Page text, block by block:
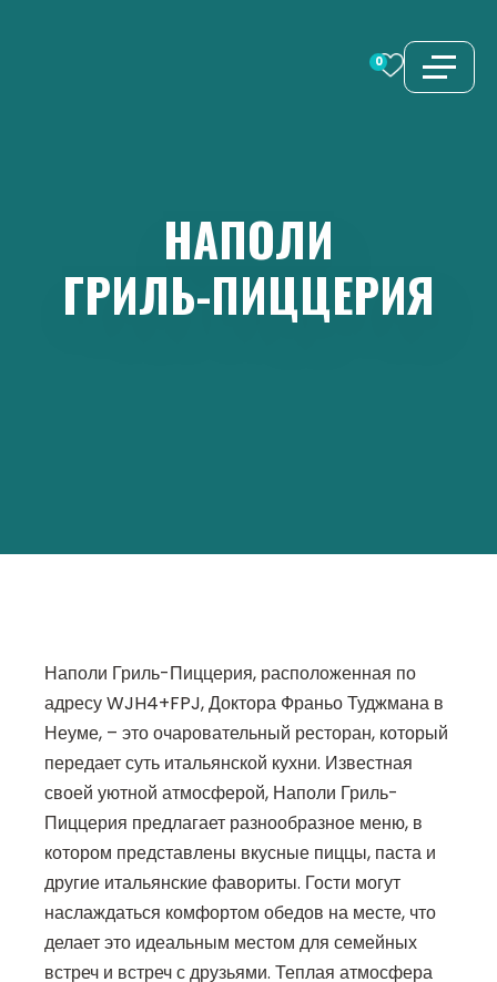
0
НАПОЛИ
ГРИЛЬ-ПИЦЦЕРИЯ
Наполи Гриль-Пиццерия, расположенная по
адресу WJH4+FPJ, Доктора Франьо Туджмана в
Неуме, – это очаровательный ресторан, который
передает суть итальянской кухни. Известная
своей уютной атмосферой, Наполи Гриль-
Пиццерия предлагает разнообразное меню, в
котором представлены вкусные пиццы, паста и
другие итальянские фавориты. Гости могут
наслаждаться комфортом обедов на месте, что
делает это идеальным местом для семейных
встреч и встреч с друзьями. Теплая атмосфера